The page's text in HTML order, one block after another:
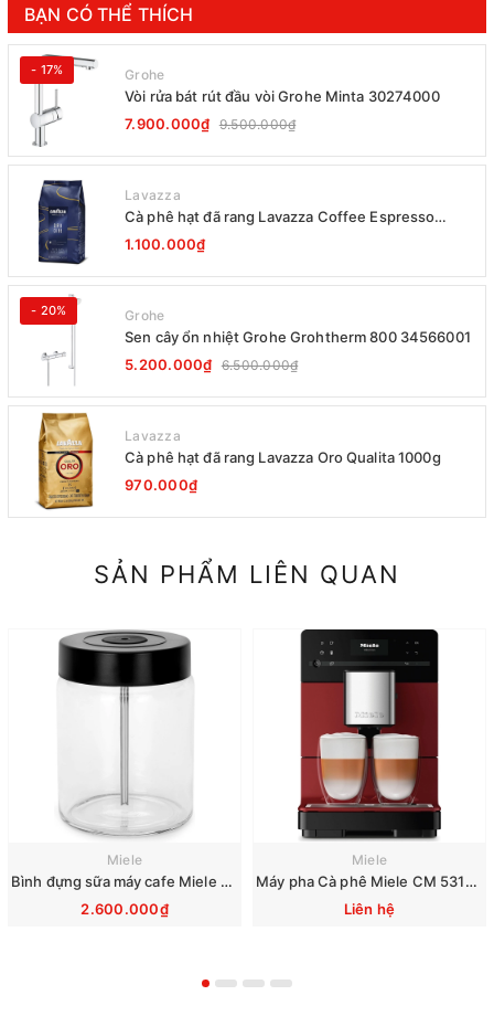
BẠN CÓ THỂ THÍCH
- 17% Grohe
Vòi rửa bát rút đầu vòi Grohe Minta 30274000
7.900.000₫ 9.500.000₫
Lavazza
Cà phê hạt đã rang Lavazza Coffee Espresso
Super Crema 1000g Date 12-2027
1.100.000₫
- 20% Grohe
Sen cây ổn nhiệt Grohe Grohtherm 800 34566001
5.200.000₫ 6.500.000₫
Lavazza
Cà phê hạt đã rang Lavazza Oro Qualita 1000g
970.000₫
SẢN PHẨM LIÊN QUAN
Miele
Bình đựng sữa máy cafe Miele CM 7750 6360 5300 5310 5510 6160 6350
2.600.000₫
Miele
Máy pha Cà phê Miele CM 5310 Silence Red
Liên hệ